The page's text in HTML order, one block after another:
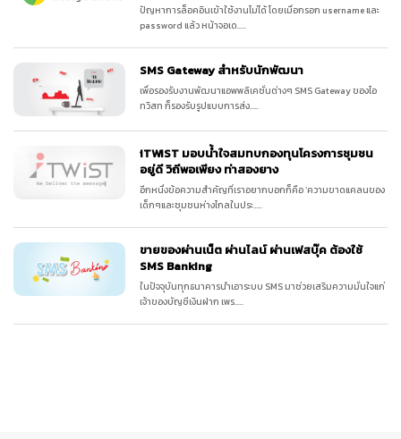
ปัญหาการล็อคอินเข้าใช้งานไม่ได้ โดยเมื่อกรอก username และ
password แล้ว หน้าจอเด.....
SMS Gateway สำหรับนักพัฒนา
เพื่อรองรับงานพัฒนาแอพพลิเคชั่นต่างๆ SMS Gateway ของไอ
ทวิสท ก็รองรับรูปแบบการส่ง.....
iTWiST มอบน้ำใจสมทบกองทุนโครงการชุมชน
อยู่ดี วิถีพอเพียง ท่าสองยาง
อีกหนึ่งข้อความสำคัญที่เราอยากบอกก็คือ ‘ความขาดแคลนของ
เด็กๆและชุมชนห่างไกลในประ.....
ขายของผ่านเน็ต ผ่านไลน์ ผ่านเฟสบุ๊ค ต้องใช้
SMS Banking
ในปัจจุบันทุกธนาคารนำเอาระบบ SMS มาช่วยเสริมความมั่นใจแก่
เจ้าของบัญชีเงินฝาก เพร.....